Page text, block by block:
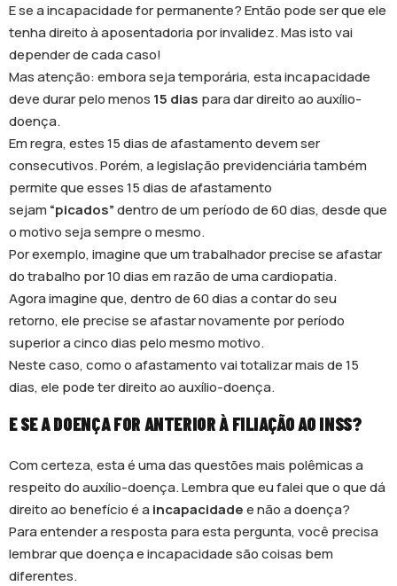
E se a incapacidade for permanente? Então pode ser que ele
tenha direito à aposentadoria por invalidez. Mas isto vai
depender de cada caso!
Mas atenção: embora seja temporária, esta incapacidade
deve durar pelo menos 15 dias para dar direito ao auxílio-
doença.
Em regra, estes 15 dias de afastamento devem ser
consecutivos. Porém, a legislação previdenciária também
permite que esses 15 dias de afastamento
sejam “picados”dentro de um período de 60 dias, desde que
o motivo seja sempre o mesmo.
Por exemplo, imagine que um trabalhador precise se afastar
do trabalho por 10 dias em razão de uma cardiopatia.
Agora imagine que, dentro de 60 dias a contar do seu
retorno, ele precise se afastar novamente por período
superior a cinco dias pelo mesmo motivo.
Neste caso, como o afastamento vai totalizar mais de 15
dias, ele pode ter direito ao auxílio-doença.
E SE A DOENÇA FOR ANTERIOR À FILIAÇÃO AO INSS?
Com certeza, esta é uma das questões mais polêmicas a
respeito do auxílio-doença. Lembra que eu falei que o que dá
direito ao benefício é a incapacidadee não a doença?
Para entender a resposta para esta pergunta, você precisa
lembrar que doença e incapacidade são coisas bem
diferentes.